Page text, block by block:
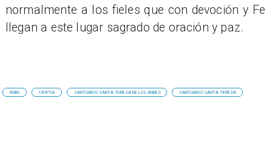
normalmente a los fieles que con devoción y Fe
llegan a este lugar sagrado de oración y paz.
ROBO CRIPTA SANTUARIO SANTA TERESA DE LOS ANDES SANTUARIO SANTA TERESA